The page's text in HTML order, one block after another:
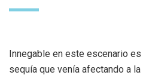
Innegable en este escenario
sequía que venía afectando a